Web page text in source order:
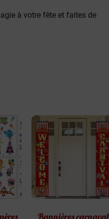
à votre fête et faites de